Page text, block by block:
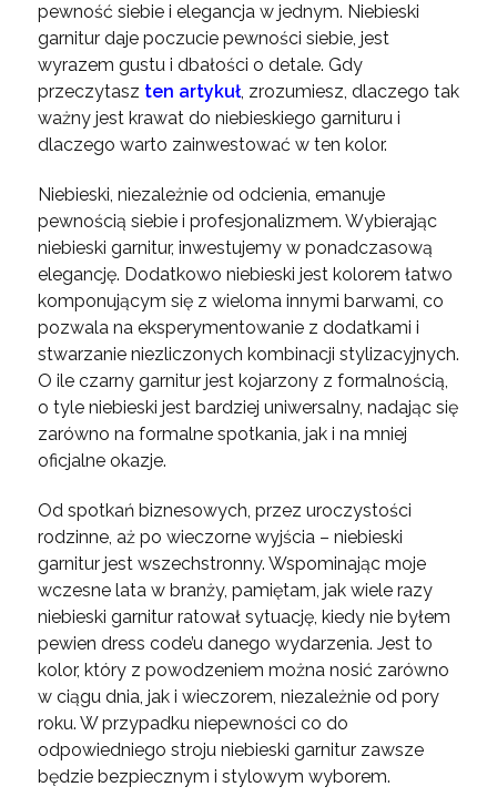
pewność siebie i elegancja w jednym. Niebieski
garnitur daje poczucie pewności siebie, jest
wyrazem gustu i dbałości o detale. Gdy
przeczytasz ten artykuł, zrozumiesz, dlaczego tak
ważny jest krawat do niebieskiego garnituru i
dlaczego warto zainwestować w ten kolor.
Niebieski, niezależnie od odcienia, emanuje
pewnością siebie i profesjonalizmem. Wybierając
niebieski garnitur, inwestujemy w ponadczasową
elegancję. Dodatkowo niebieski jest kolorem łatwo
komponującym się z wieloma innymi barwami, co
pozwala na eksperymentowanie z dodatkami i
stwarzanie niezliczonych kombinacji stylizacyjnych.
O ile czarny garnitur jest kojarzony z formalnością,
o tyle niebieski jest bardziej uniwersalny, nadając się
zarówno na formalne spotkania, jak i na mniej
oficjalne okazje.
Od spotkań biznesowych, przez uroczystości
rodzinne, aż po wieczorne wyjścia – niebieski
garnitur jest wszechstronny. Wspominając moje
wczesne lata w branży, pamiętam, jak wiele razy
niebieski garnitur ratował sytuację, kiedy nie byłem
pewien dress code’u danego wydarzenia. Jest to
kolor, który z powodzeniem można nosić zarówno
w ciągu dnia, jak i wieczorem, niezależnie od pory
roku. W przypadku niepewności co do
odpowiedniego stroju niebieski garnitur zawsze
będzie bezpiecznym i stylowym wyborem.